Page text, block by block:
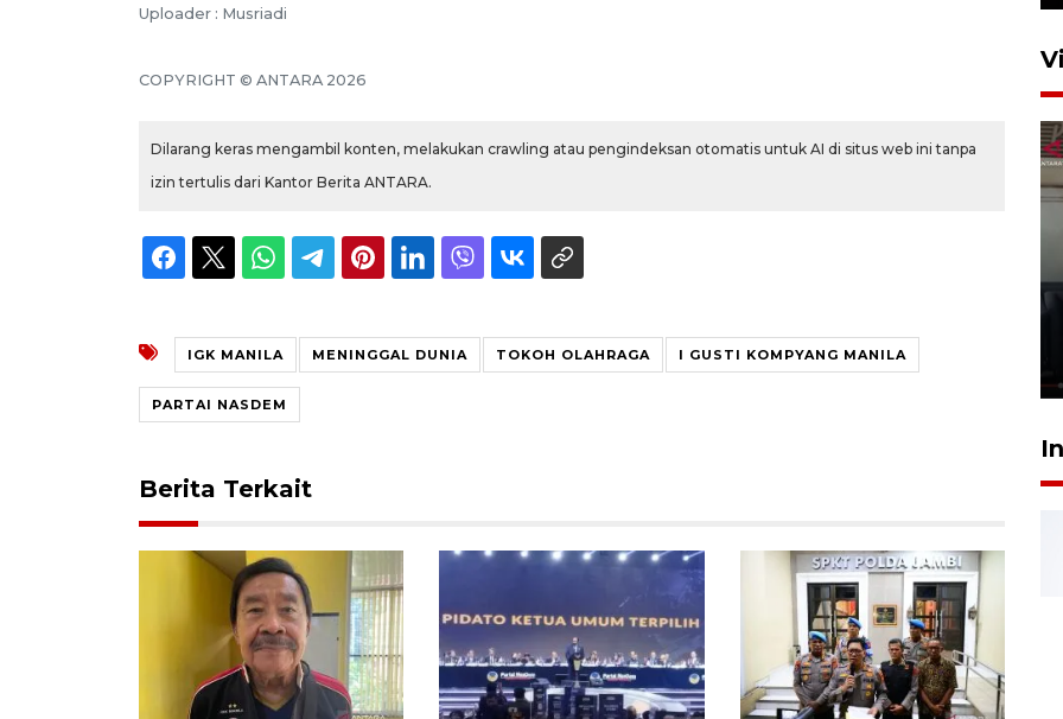
Uploader : Musriadi
COPYRIGHT © ANTARA 2026
Dilarang keras mengambil konten, melakukan crawling atau pengindeksan otomatis untuk AI di situs web ini tanpa
izin tertulis dari Kantor Berita ANTARA.
IGK MANILA MENINGGAL DUNIA TOKOH OLAHRAGA I GUSTI KOMPYANG MANILA
PARTAI NASDEM
Berita Terkait
kebocoran gas - VIDEO